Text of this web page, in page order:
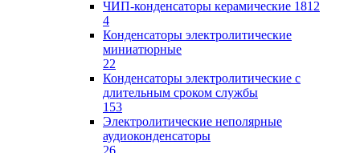
ЧИП-конденсаторы керамические 1812
4
Конденсаторы электролитические
миниатюрные
22
Конденсаторы электролитические с
длительным сроком службы
153
Электролитические неполярные
аудиоконденсаторы
26